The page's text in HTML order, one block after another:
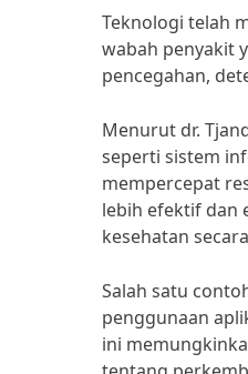
Teknologi telah
wabah penyakit
pencegahan,
Menurut dr.
seperti sistem
mempercepat
lebih efektif dan
kesehatan
Salah satu
penggunaan
ini